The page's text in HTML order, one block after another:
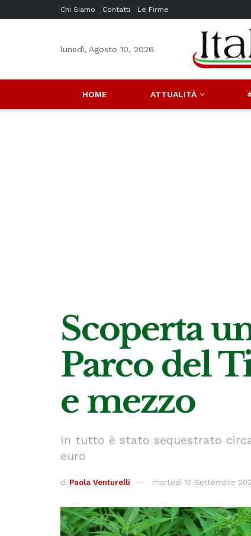
Chi Siamo Contatti Le Firme
lunedì, Agosto 10, 2026
HOME ATTUALITÀ
Scoperta
Parco del
e mezzo
In tutto è stato sequestrato
euro
di Paola Venturelli martedì 10 Settembre